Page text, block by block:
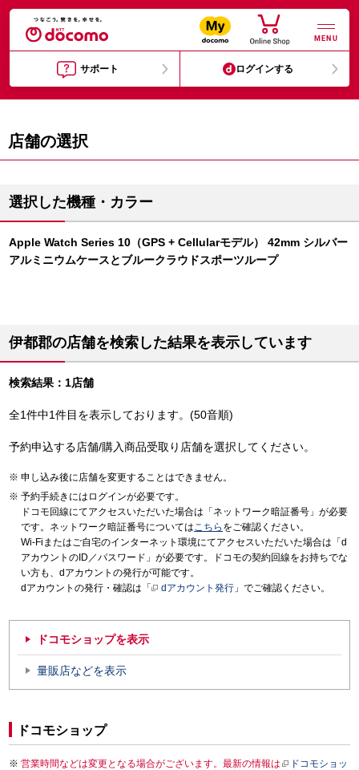
MENU
サポート ログインする
店舗の選択
選択した機種・カラー
Apple Watch Series 10（GPS + Cellularモデル） 42mm シルバー
アルミニウムケースとブルークラウドスポーツループ
伊都郡の店舗を検索した結果を表示しています
検索結果：1店舗
全1件中1件目を表示しております。(50音順)
予約申込する店舗/購入商品受取り店舗を選択してください。
申し込み後に店舗を変更することはできません。
予約手続きにはログインが必要です。
ドコモ回線にてアクセスいただいた場合は「ネットワーク暗証番号」が必要
です。ネットワーク暗証番号についてはこちら をご確認ください。
Wi-Fiまたはご自宅のインターネット環境にてアクセスいただいた場合は「d
アカウントのID／パスワード」が必要です。ドコモの契約回線をお持ちでな
い方も、dアカウントの発行が可能です。
dアカウントの発行・確認は「
dアカウント発行 」でご確認ください。
ドコモショップを表示
量販店などを表示
ドコモショップ
営業時間などは変更となる場合がございます。最新の情報は
ドコモショッ